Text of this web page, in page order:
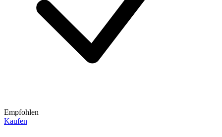
Empfohlen
Kaufen